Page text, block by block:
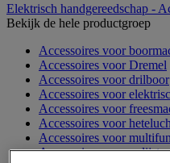
Elektrisch handgereedschap -
Bekijk de hele productgroep
Accessoires voor
Accessoires voor Dremel
Accessoires voor drilboor
Accessoires voor
Accessoires voor
Accessoires voor
Accessoires voor
Accessoires voor